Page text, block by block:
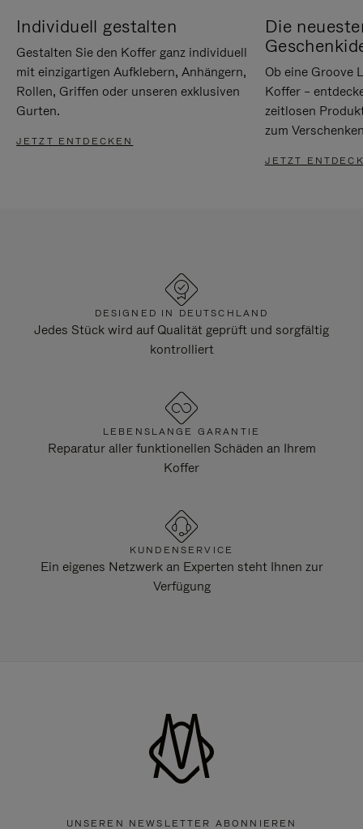
Individuell gestalten
Gestalten Sie den Koffer ganz individuell
mit einzigartigen Aufklebern, Anhängern,
Rollen, Griffen oder unseren exklusiven
Gurten.
JETZT ENTDECKEN
Die
Ob eine Groove
Koffer –
zeitlosen
zum
JETZT
DESIGNED IN DEUTSCHLAND
Jedes Stück wird auf Qualität geprüft und sorgfältig
kontrolliert
LEBENSLANGE GARANTIE
Reparatur aller funktionellen Schäden an Ihrem
Koffer
KUNDENSERVICE
Ein eigenes Netzwerk an Experten steht Ihnen zur
Verfügung
UNSEREN NEWSLETTER ABONNIEREN